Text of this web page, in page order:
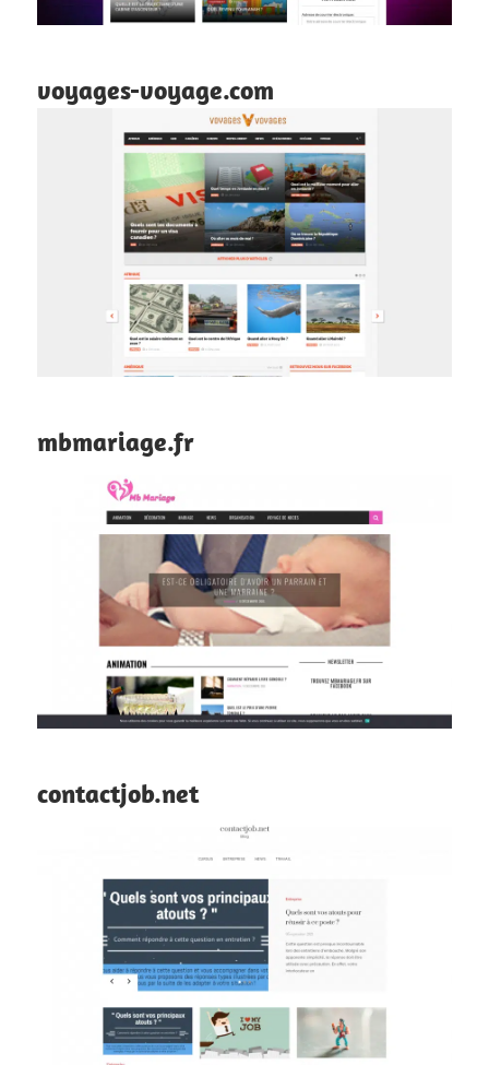
voyages-voyage.com
mbmariage.fr
contactjob.net